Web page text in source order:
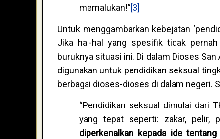
memalukan!”[3]
Untuk menggambarkan kebejatan
Jika hal-hal yang spesifik tidak
buruknya situasi ini. Di dalam Dioses
digunakan untuk pendidikan seksual
berbagai dioses-dioses di dalam negeri.
“Pendidikan seksual dimulai dari
yang tepat seperti: zakar, pelir,
diperkenalkan kepada ide